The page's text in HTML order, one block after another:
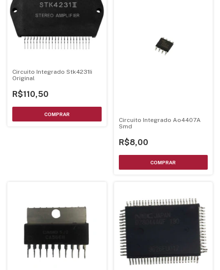
Circuito Integrado Stk4231Ii
Original
R$110,50
Circuito Integrado Ao4407A
Smd
R$8,00